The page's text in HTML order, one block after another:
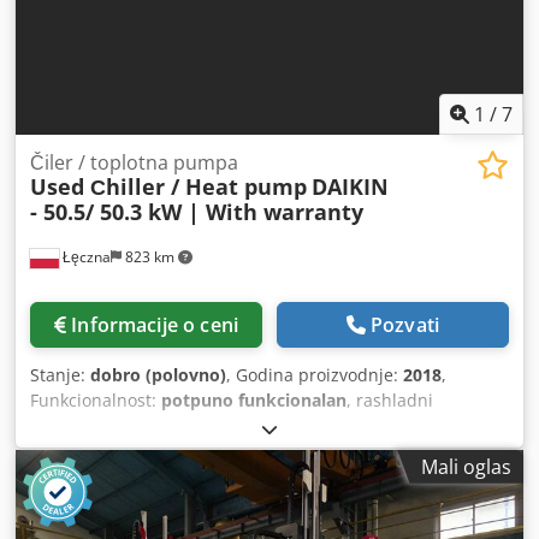
1 /7
Łęczna 823 km
Čiler / toplotna pumpa
Used Сhiller / Heat pump DAIKIN
- 50.5/ 50.3 kW | With warranty
Informacije o ceni Pozvati
Stanje: dobro (polovno), Godina proizvodnje: 2018,
Funkcionalnost: potpuno funkcionalan, rashladni
50,5 kW (68,66 KS), vrsta ulazne struje:
vrsta hlađenja:vazduh, ukupna težina:604 kg, ulazni
napon:400 V , ukupna širina: 780 mm, ukupna dužina:
2.360 mm
, ukupna visina:1.680 mm, trajanje garancije:6
meseci, grejna snaga:50,3 kW (68,39 KS), Vazdušno
Mali oglas